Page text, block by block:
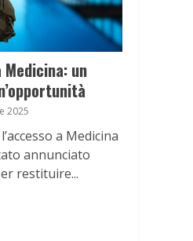
un
2025
a Medicina
annunciato
restituire...